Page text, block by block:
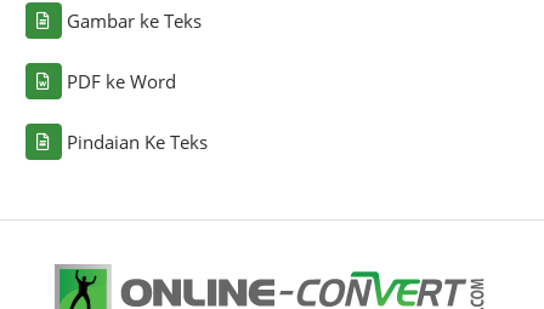
Gambar ke Teks
PDF ke Word
Pindaian Ke Teks